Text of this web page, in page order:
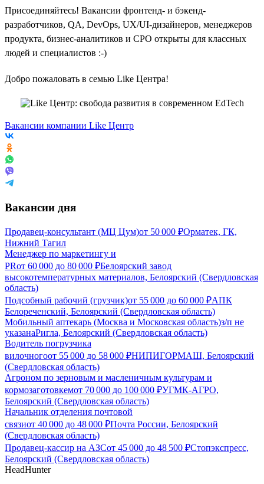
Присоединяйтесь! Вакансии фронтенд- и бэкенд-
разработчиков, QA, DevOps, UX/UI-дизайнеров, менеджеров
продукта, бизнес-аналитиков и CPO открыты для классных
людей и специалистов :-)
Добро пожаловать в семью Like Центра!
Вакансии компании Like Центр
Вакансии дня
Продавец-консультант (МЦ Цум)от 50 000 ₽Орматек, ГК,
Нижний Тагил
Менеджер по маркетингу и
PRот 60 000 до 80 000 ₽Белоярский завод
высокотемпературных материалов, Белоярский (Свердловская
область)
Подсобный рабочий (грузчик)от 55 000 до 60 000 ₽АПК
Белореченский, Белоярский (Свердловская область)
Мобильный аптекарь (Москва и Московская область)з/п не
указанаРигла, Белоярский (Свердловская область)
Водитель погрузчика
вилочногоот 55 000 до 58 000 ₽НИПИГОРМАШ, Белоярский
(Свердловская область)
Агроном по зерновым и масленичным культурам и
кормозаготовкемот 70 000 до 100 000 ₽УГМК-АГРО,
Белоярский (Свердловская область)
Начальник отделения почтовой
связиот 40 000 до 48 000 ₽Почта России, Белоярский
(Свердловская область)
Продавец-кассир на АЗСот 45 000 до 48 500 ₽Стопэкспресс,
Белоярский (Свердловская область)
HeadHunter